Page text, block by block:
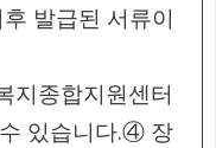
발급된 서류이
지종합지원센터
있습니다.④ 장